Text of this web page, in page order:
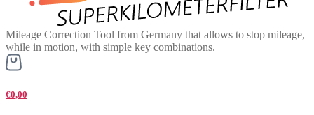
Mileage Correction Tool from Germany that allows to stop mileage,
while in motion, with simple key combinations.
€0,00